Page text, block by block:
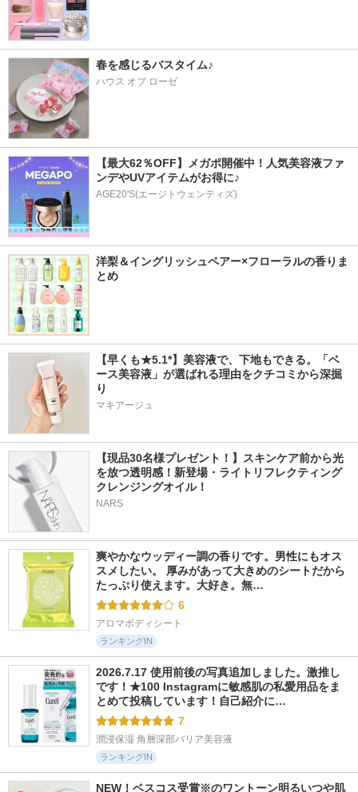
春を感じるバスタイム♪
ハウス オブ ローゼ
【最大62％OFF】メガポ開催中！人気美容液ファ
ンデやUVアイテムがお得に♪
AGE20'S(エージトウェンティズ)
洋梨＆イングリッシュペアー×フローラルの香りま
とめ
【早くも★5.1*】美容液で、下地もできる。「ベ
ース美容液」が選ばれる理由をクチコミから深掘
り
マキアージュ
【現品30名様プレゼント！】スキンケア前から光
を放つ透明感！新登場・ライトリフレクティング
クレンジングオイル！
NARS
爽やかなウッディー調の香りです。男性にもオス
スメしたい。 厚みがあって大きめのシートだから
たっぷり使えます。大好き。無…
6
アロマボディシート
ランキングIN
2026.7.17 使用前後の写真追加しました。激推し
です！★100 Instagramに敏感肌の私愛用品をま
とめて投稿しています！自己紹介に…
7
潤浸保湿 角層深部バリア美容液
ランキングIN
NEW！ベスコス受賞※のワントーン明るいつや肌